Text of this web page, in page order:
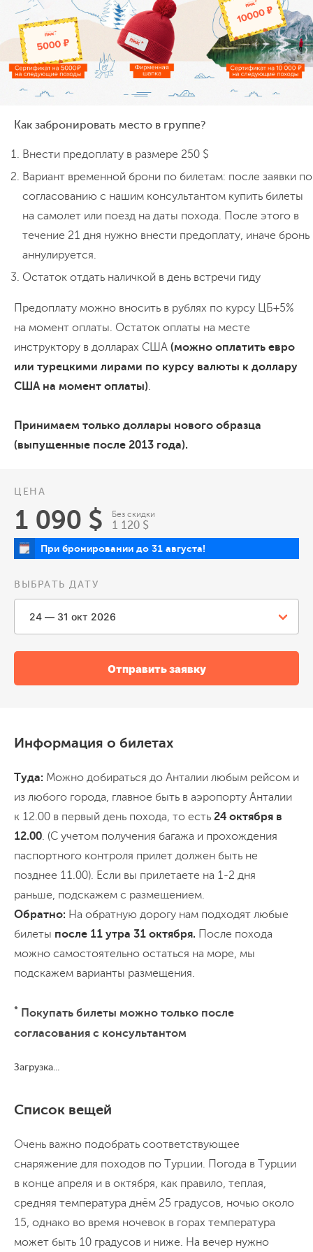
готов к восхождению по состоянию
здоровья, мы организуем трансфер в
Чиралы от места стоянки.
Как забронировать место в группе?
Внести предоплату в размере 250 $
Вариант временной брони по билетам: после заявки по
согласованию с нашим консультантом купить билеты
на самолет или поезд на даты похода. После этого в
течение 21 дня нужно внести предоплату, иначе бронь
аннулируется.
Остаток отдать наличкой в день встречи гиду
Предоплату можно вносить в рублях по курсу ЦБ+5%
на момент оплаты. Остаток оплаты на месте
инструктору в долларах CША (можно оплатить евро
или турецкими лирами по курсу валюты к доллару
США на момент оплаты).
Принимаем только доллары нового образца
(выпущенные после 2013 года).
ЦЕНА
1 090 $ Без скидки
1 120 $
При бронировании до 31 августа!
ВЫБРАТЬ ДАТУ
Отправить заявку
Информация о билетах
Туда: Можно добираться до Анталии любым рейсом и
из любого города, главное быть в аэропорту Анталии
к 12.00 в первый день похода, то есть 24 октября в
12.00. (С учетом получения багажа и прохождения
паспортного контроля прилет должен быть не
позднее 11.00). Если вы прилетаете на 1-2 дня
раньше, подскажем с размещением.
Обратно: На обратную дорогу нам подходят любые
билеты после 11 утра 31 октября.
После похода
можно самостоятельно остаться на море, мы
подскажем варианты размещения.
* Покупать билеты можно только после
согласования с консультантом
Загрузка...
Список вещей
Очень важно подобрать соответствующее
снаряжение для походов по Турции. Погода в Турции
в конце апреля и в октября, как правило, теплая,
средняя температура днём 25 градусов, ночью около
15, однако во время ночевок в горах температура
может быть 10 градусов и ниже. На вечер нужно